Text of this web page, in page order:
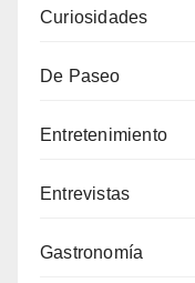
Curiosidades
De Paseo
Entretenimiento
Entrevistas
Gastronomía